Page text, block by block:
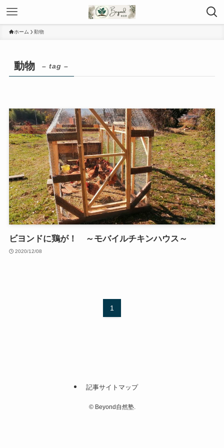
ホーム 動物
動物 – tag –
ビヨンドに鶏が！ ～モバイルチキンハウス～
2020/12/08
1
記事サイトマップ
©Beyond自然塾.